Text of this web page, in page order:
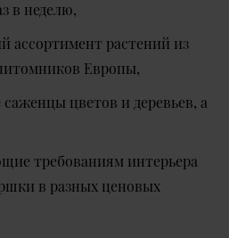
в неделю,
ассортимент растений из
Европы,
цветов и деревьев, а
требованиям интерьера
в разных ценовых